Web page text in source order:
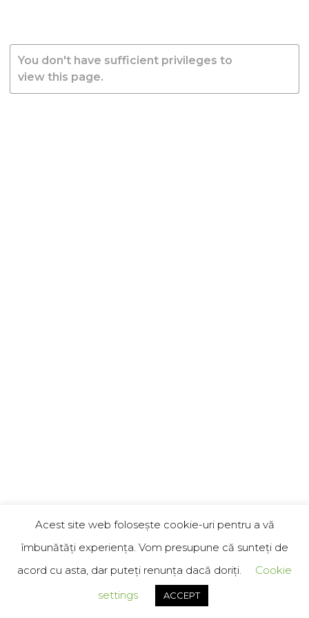
You don't have sufficient privileges to
view this page.
Acest site web folosește cookie-uri pentru a vă
îmbunătăți experiența. Vom presupune că sunteți de
acord cu asta, dar puteți renunța dacă doriți.
Cookie
settings
ACCEPT